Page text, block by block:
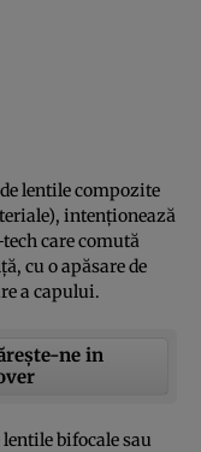
lentile compozite
intenţionează
care comută
cu o apăsare de
a capului.
ne in
bifocale sau